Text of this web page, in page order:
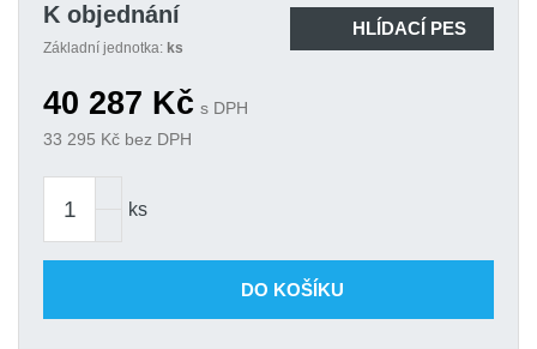
K objednání
Základní jednotka: ks
HLÍDACÍ PES
40 287 Kč s DPH
33 295 Kč bez DPH
ks
DO KOŠÍKU